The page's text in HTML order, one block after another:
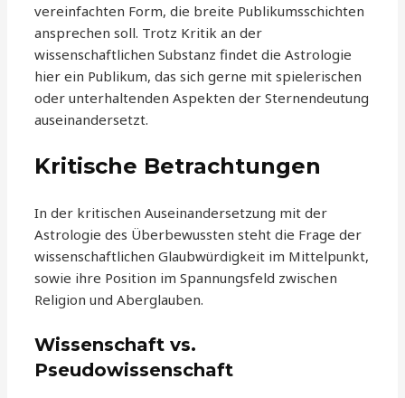
vereinfachten Form, die breite Publikumsschichten
ansprechen soll. Trotz Kritik an der
wissenschaftlichen Substanz findet die Astrologie
hier ein Publikum, das sich gerne mit spielerischen
oder unterhaltenden Aspekten der Sternendeutung
auseinandersetzt.
Kritische Betrachtungen
In der kritischen Auseinandersetzung mit der
Astrologie des Überbewussten steht die Frage der
wissenschaftlichen Glaubwürdigkeit im Mittelpunkt,
sowie ihre Position im Spannungsfeld zwischen
Religion und Aberglauben.
Wissenschaft vs.
Pseudowissenschaft